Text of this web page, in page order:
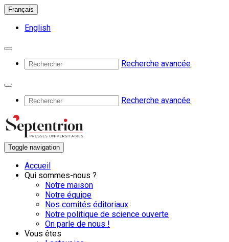
Français
English
Recherche avancée
Recherche avancée
Toggle navigation
Accueil
Qui sommes-nous ?
Notre maison
Notre équipe
Nos comités éditoriaux
Notre politique de science ouverte
On parle de nous !
Vous êtes